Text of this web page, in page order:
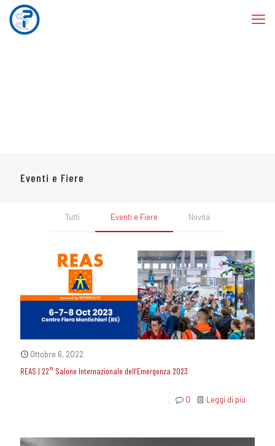
Eventi e Fiere
Tutti Eventi e Fiere Novitá
Ottobre 6, 2022
REAS | 22° Salone Internazionale dell’Emergenza 2023
0 Leggi di più